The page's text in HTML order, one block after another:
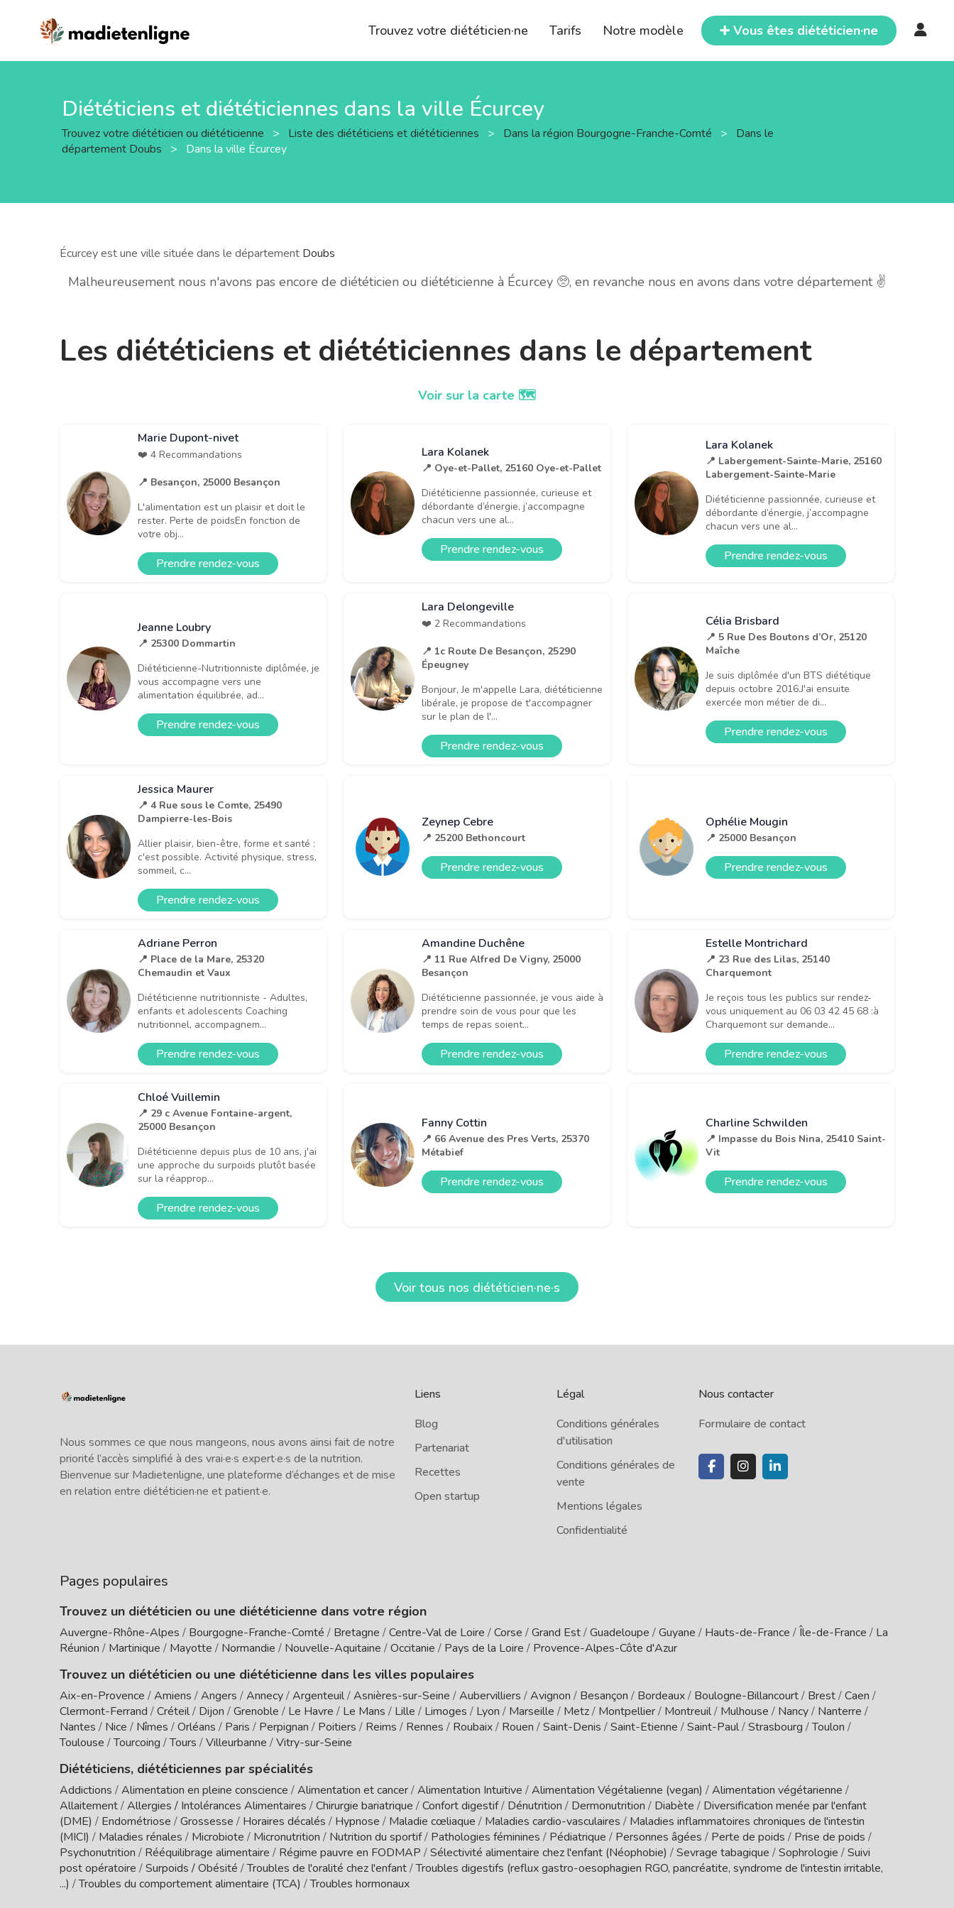
Trouvez votre diététicien·ne Tarifs Notre modèle ➕ Vous êtes diététicien·ne
Diététiciens et diététiciennes dans la ville Écurcey
Trouvez votre diététicien ou diététicienne > Liste des diététiciens et diététiciennes > Dans la région Bourgogne-Franche-Comté >
Dans le
département Doubs
> Dans la ville Écurcey
Écurcey est une ville située dans le département Doubs
Malheureusement nous n'avons pas encore de diététicien ou diététicienne à Écurcey 🥺, en revanche nous en avons dans votre département ✌️
Les diététiciens et diététiciennes dans le département
Voir sur la carte 🗺️
Marie Dupont-nivet
❤️ 4 Recommandations
📍 Besançon, 25000 Besançon
L'alimentation est un plaisir et doit le
rester. Perte de poidsEn fonction de
votre obj...
Prendre rendez-vous
Lara Kolanek
📍 Oye-et-Pallet, 25160 Oye-et-Pallet
Diététicienne passionnée, curieuse et
débordante d’énergie, j’accompagne
chacun vers une al...
Prendre rendez-vous
Lara Kolanek
📍 Labergement-Sainte-Marie, 25160
Labergement-Sainte-Marie
Diététicienne passionnée, curieuse et
débordante d’énergie, j’accompagne
chacun vers une al...
Prendre rendez-vous
Jeanne Loubry
📍 25300 Dommartin
Diététicienne-Nutritionniste diplômée, je
vous accompagne vers une
alimentation équilibrée, ad...
Prendre rendez-vous
Lara Delongeville
❤️ 2 Recommandations
📍 1c Route De Besançon, 25290
Épeugney
Bonjour, Je m'appelle Lara, diététicienne
libérale, je propose de t'accompagner
sur le plan de l'...
Prendre rendez-vous
Célia Brisbard
📍 5 Rue Des Boutons d’Or, 25120
Maîche
Je suis diplômée d'un BTS diététique
depuis octobre 2016.J'ai ensuite
exercée mon métier de di...
Prendre rendez-vous
Jessica Maurer
📍 4 Rue sous le Comte, 25490
Dampierre-les-Bois
Allier plaisir, bien-être, forme et santé :
c'est possible. Activité physique, stress,
sommeil, c...
Prendre rendez-vous
Zeynep Cebre
📍 25200 Bethoncourt
Prendre rendez-vous
Ophélie Mougin
📍 25000 Besançon
Prendre rendez-vous
Adriane Perron
📍 Place de la Mare, 25320
Chemaudin et Vaux
Diététicienne nutritionniste - Adultes,
enfants et adolescents Coaching
nutritionnel, accompagnem...
Prendre rendez-vous
Amandine Duchêne
📍 11 Rue Alfred De Vigny, 25000
Besançon
Diététicienne passionnée, je vous aide à
prendre soin de vous pour que les
temps de repas soient...
Prendre rendez-vous
Estelle Montrichard
📍 23 Rue des Lilas, 25140
Charquemont
Je reçois tous les publics sur rendez-
vous uniquement au 06 03 42 45 68 :à
Charquemont sur demande...
Prendre rendez-vous
Chloé Vuillemin
📍 29 c Avenue Fontaine-argent,
25000 Besançon
Diététicienne depuis plus de 10 ans, j'ai
une approche du surpoids plutôt basée
sur la réapprop...
Prendre rendez-vous
Fanny Cottin
📍 66 Avenue des Pres Verts, 25370
Métabief
Prendre rendez-vous
Charline Schwilden
📍 Impasse du Bois Nina, 25410 Saint-
Vit
Prendre rendez-vous
Voir tous nos diététicien·ne·s
Nous sommes ce que nous mangeons, nous avons ainsi fait de notre
priorité l’accès simplifié à des vrai·e·s expert·e·s de la nutrition.
Bienvenue sur Madietenligne, une plateforme d’échanges et de mise
en relation entre diététicien·ne et patient·e.
Liens
Blog
Partenariat
Recettes
Open startup
Légal
Conditions générales
d'utilisation
Conditions générales de
vente
Mentions légales
Confidentialité
Nous contacter
Formulaire de contact
Pages populaires
Trouvez un diététicien ou une diététicienne dans votre région
Auvergne-Rhône-Alpes / Bourgogne-Franche-Comté / Bretagne /Centre-Val de Loire /Corse /Grand Est/Guadeloupe /Guyane / Hauts-de-France /Île-de-France / La
Réunion / Martinique / Mayotte / Normandie / Nouvelle-Aquitaine /Occitanie / Pays de la Loire / Provence-Alpes-Côte d'Azur
Trouvez un diététicien ou une diététicienne dans les villes populaires
Aix-en-Provence /Amiens /Angers /Annecy/Argenteuil/Asnières-sur-Seine /Aubervilliers /Avignon / Besançon / Bordeaux/ Boulogne-Billancourt/ Brest/Caen /
Clermont-Ferrand /Créteil/ Dijon /Grenoble / Le Havre / Le Mans / Lille / Limoges / Lyon / Marseille / Metz/ Montpellier/ Montreuil/ Mulhouse / Nancy/ Nanterre /
Nantes / Nice / Nîmes /Orléans / Paris / Perpignan / Poitiers / Reims / Rennes / Roubaix/ Rouen /Saint-Denis /Saint-Etienne /Saint-Paul/Strasbourg /Toulon /
Toulouse /Tourcoing /Tours /Villeurbanne /Vitry-sur-Seine
Diététiciens, diététiciennes par spécialités
Addictions /Alimentation en pleine conscience /Alimentation et cancer/Alimentation Intuitive /Alimentation Végétalienne (vegan) /Alimentation végétarienne /
Allaitement/Allergies / Intolérances Alimentaires /Chirurgie bariatrique /Confort digestif/ Dénutrition / Dermonutrition / Diabète / Diversification menée par l'enfant
(DME) / Endométriose /Grossesse / Horaires décalés / Hypnose / Maladie cœliaque / Maladies cardio-vasculaires / Maladies inflammatoires chroniques de l'intestin
(MICI) / Maladies rénales / Microbiote / Micronutrition / Nutrition du sportif/ Pathologies féminines / Pédiatrique / Personnes âgées / Perte de poids / Prise de poids /
Psychonutrition / Rééquilibrage alimentaire / Régime pauvre en FODMAP /Sélectivité alimentaire chez l'enfant (Néophobie) /Sevrage tabagique /Sophrologie /Suivi
post opératoire /Surpoids / Obésité /Troubles de l'oralité chez l'enfant/Troubles digestifs (reflux gastro-oesophagien RGO, pancréatite, syndrome de l'intestin irritable,
...) /Troubles du comportement alimentaire (TCA) /Troubles hormonaux